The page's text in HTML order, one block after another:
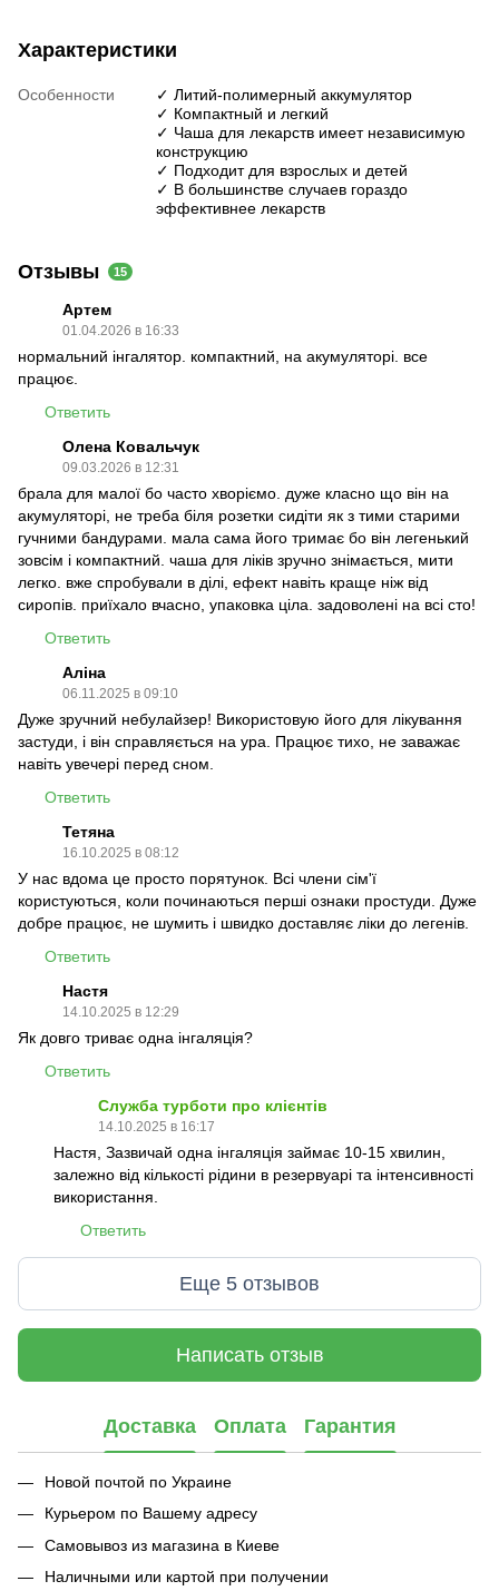
Характеристики
Особенности
✓ Литий-полимерный аккумулятор
✓ Компактный и легкий
✓ Чаша для лекарств имеет независимую
конструкцию
✓ Подходит для взрослых и детей
✓ В большинстве случаев гораздо
эффективнее лекарств
Отзывы 15
Артем
01.04.2026 в 16:33
нормальний інгалятор. компактний, на акумуляторі. все
працює.
Ответить
Олена Ковальчук
09.03.2026 в 12:31
брала для малої бо часто хворіємо. дуже класно що він на
акумуляторі, не треба біля розетки сидіти як з тими старими
гучними бандурами. мала сама його тримає бо він легенький
зовсім і компактний. чаша для ліків зручно знімається, мити
легко. вже спробували в ділі, ефект навіть краще ніж від
сиропів. приїхало вчасно, упаковка ціла. задоволені на всі сто!
Ответить
Аліна
06.11.2025 в 09:10
Дуже зручний небулайзер! Використовую його для лікування
застуди, і він справляється на ура. Працює тихо, не заважає
навіть увечері перед сном.
Ответить
Тетяна
16.10.2025 в 08:12
У нас вдома це просто порятунок. Всі члени сім'ї
користуються, коли починаються перші ознаки простуди. Дуже
добре працює, не шумить і швидко доставляє ліки до легенів.
Ответить
Настя
14.10.2025 в 12:29
Як довго триває одна інгаляція?
Ответить
Служба турботи про клієнтів
14.10.2025 в 16:17
Настя, Зазвичай одна інгаляція займає 10-15 хвилин,
залежно від кількості рідини в резервуарі та інтенсивності
використання.
Ответить
Еще 5 отзывов
Написать отзыв
Доставка Оплата Гарантия
Новой почтой по Украине
Курьером по Вашему адресу
Самовывоз из магазина в Киеве
Наличными или картой при получении